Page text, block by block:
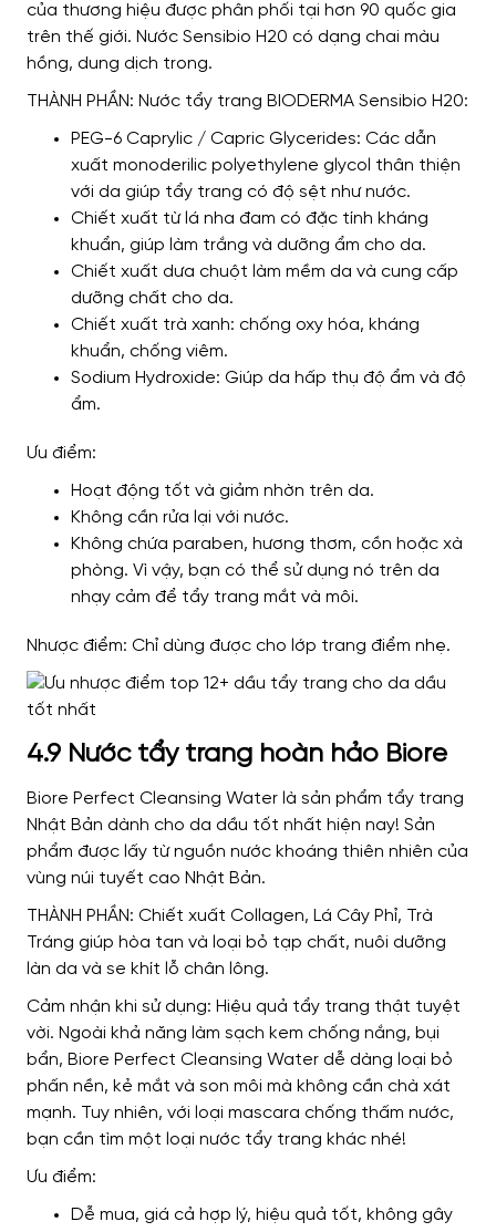
của thương hiệu được phân phối tại hơn 90 quốc gia
trên thế giới. Nước Sensibio H20 có dạng chai màu
hồng, dung dịch trong.
THÀNH PHẦN: Nước tẩy trang BIODERMA Sensibio H20:
PEG-6 Caprylic / Capric Glycerides: Các dẫn
xuất monoderilic polyethylene glycol thân thiện
với da giúp tẩy trang có độ sệt như nước.
Chiết xuất từ ​​lá nha đam có đặc tính kháng
khuẩn, giúp làm trắng và dưỡng ẩm cho da.
Chiết xuất dưa chuột làm mềm da và cung cấp
dưỡng chất cho da.
Chiết xuất trà xanh: chống oxy hóa, kháng
khuẩn, chống viêm.
Sodium Hydroxide: Giúp da hấp thụ độ ẩm và độ
ẩm.
Ưu điểm:
Hoạt động tốt và giảm nhờn trên da.
Không cần rửa lại với nước.
Không chứa paraben, hương thơm, cồn hoặc xà
phòng. Vì vậy, bạn có thể sử dụng nó trên da
nhạy cảm để tẩy trang mắt và môi.
Nhược điểm: Chỉ dùng được cho lớp trang điểm nhẹ.
4.9 Nước tẩy trang hoàn hảo Biore
Biore Perfect Cleansing Water là sản phẩm tẩy trang
Nhật Bản dành cho da dầu tốt nhất hiện nay! Sản
phẩm được lấy từ nguồn nước khoáng thiên nhiên của
vùng núi tuyết cao Nhật Bản.
THÀNH PHẦN: Chiết xuất Collagen, Lá Cây Phỉ, Trà
Tráng giúp hòa tan và loại bỏ tạp chất, nuôi dưỡng
làn da và se khít lỗ chân lông.
Cảm nhận khi sử dụng: Hiệu quả tẩy trang thật tuyệt
vời. Ngoài khả năng làm sạch kem chống nắng, bụi
bẩn, Biore Perfect Cleansing Water dễ dàng loại bỏ
phấn nền, kẻ mắt và son môi mà không cần chà xát
mạnh. Tuy nhiên, với loại mascara chống thấm nước,
bạn cần tìm một loại nước tẩy trang khác nhé!
Ưu điểm:
Dễ mua, giá cả hợp lý, hiệu quả tốt, không gây